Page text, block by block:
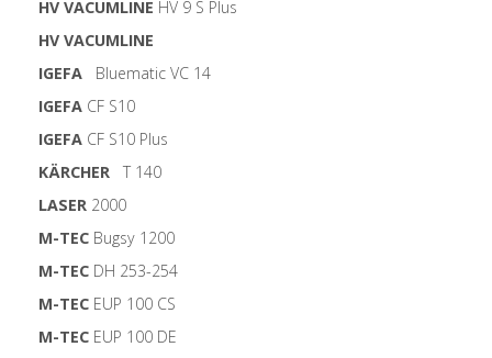
HV VACUMLINE HV 9 S Plus
HV VACUMLINE
IGEFA Bluematic VC 14
IGEFA CF S10
IGEFA CF S10 Plus
KÄRCHER T 140
LASER 2000
M-TEC Bugsy 1200
M-TEC DH 253-254
M-TEC EUP 100 CS
M-TEC EUP 100 DE